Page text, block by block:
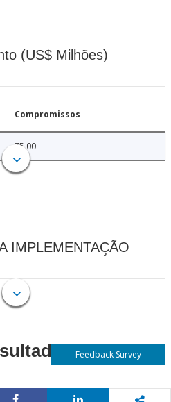
(US$ Milhões)
Compromissos
75.00
IMPLEMENTAÇÃO
Feedback Survey